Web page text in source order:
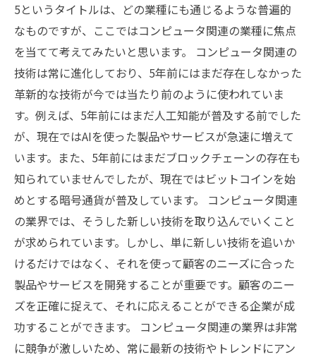
5というタイトルは、どの業種にも通じるような普遍的
なものですが、ここではコンピュータ関連の業種に焦点
を当てて考えてみたいと思います。 コンピュータ関連の
技術は常に進化しており、5年前にはまだ存在しなかった
革新的な技術が今では当たり前のように使われていま
す。例えば、5年前にはまだ人工知能が普及する前でした
が、現在ではAIを使った製品やサービスが急速に増えて
います。また、5年前にはまだブロックチェーンの存在も
知られていませんでしたが、現在ではビットコインを始
めとする暗号通貨が普及しています。 コンピュータ関連
の業界では、そうした新しい技術を取り込んでいくこと
が求められています。しかし、単に新しい技術を追いか
けるだけではなく、それを使って顧客のニーズに合った
製品やサービスを開発することが重要です。顧客のニー
ズを正確に捉えて、それに応えることができる企業が成
功することができます。 コンピュータ関連の業界は非常
に競争が激しいため、常に最新の技術やトレンドにアン